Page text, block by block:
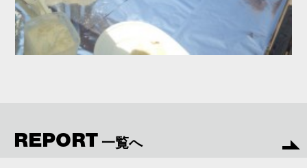
REPORT 一覧へ